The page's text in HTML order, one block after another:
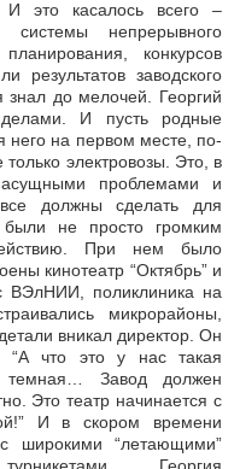
И это касалось всего –
системы непрерывного
планирования, конкурсов
результатов заводского
знал до мелочей. Георгий
делами. И пусть родные
него на первом месте, по-
электровозы. Это, в
проблемами и
должны сделать для
не просто громким
При нем было
кинотеатр “Октябрь” и
ВЭлНИИ, поликлиника на
микрорайоны,
вникал директор. Он
“А что это у нас такая
темная… Завод должен
Это театр начинается с
И в скором времени
широкими “летающими”